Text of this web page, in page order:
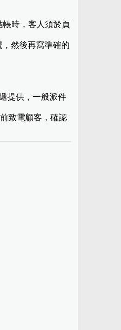
帳時，客人須於頁
然後再寫準確的
提供，一般派件
致電顧客，確認